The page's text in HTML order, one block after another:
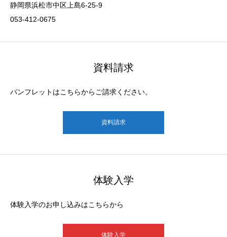
静岡県浜松市中区上島6-25-9
053-412-0675
資料請求
パンフレットはこちらからご請求ください。
資料請求
体験入学
体験入学のお申し込みはこちらから
体験入学